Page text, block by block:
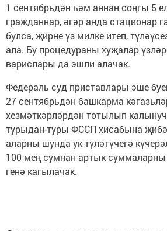
1 сентябрьдән һәм аннан соңгы 5
гражданнар, әгәр анда стационар
булса, җирне үз милке итеп,
ала. Бу процедураны хуҗалар
варислары да эшли алачак.
Федераль суд приставлары эше
27 сентябрьдән башкарма
хезмәткәрләрдән тотылып
турыдан-туры ФССП хисабына
аларны шунда ук түләтүчегә
100 мең сумнан артык суммаларны
генә кагылачак.